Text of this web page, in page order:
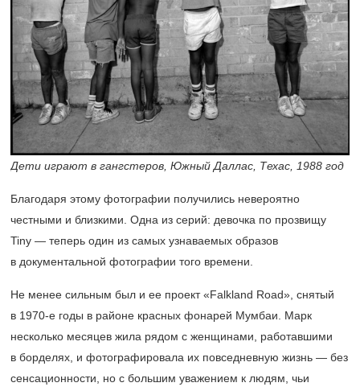
Дети играют в гангстеров, Южный Даллас, Техас, 1988 год
Благодаря этому фотографии получились невероятно
честными и близкими. Одна из серий: девочка по прозвищу
Tiny — теперь один из самых узнаваемых образов
в документальной фотографии того времени.
Не менее сильным был и ее проект «Falkland Road», снятый
в 1970-е годы в районе красных фонарей Мумбаи. Марк
несколько месяцев жила рядом с женщинами, работавшими
в борделях, и фотографировала их повседневную жизнь — без
сенсационности, но с большим уважением к людям, чьи